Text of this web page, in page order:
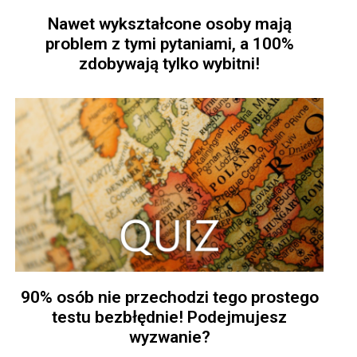
Nawet wykształcone osoby mają
problem z tymi pytaniami, a 100%
zdobywają tylko wybitni!
90% osób nie przechodzi tego prostego
testu bezbłędnie! Podejmujesz
wyzwanie?